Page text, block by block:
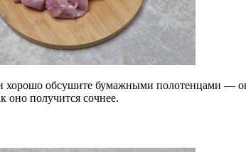
хорошо обсушите бумажными полотенцами —
оно получится сочнее.